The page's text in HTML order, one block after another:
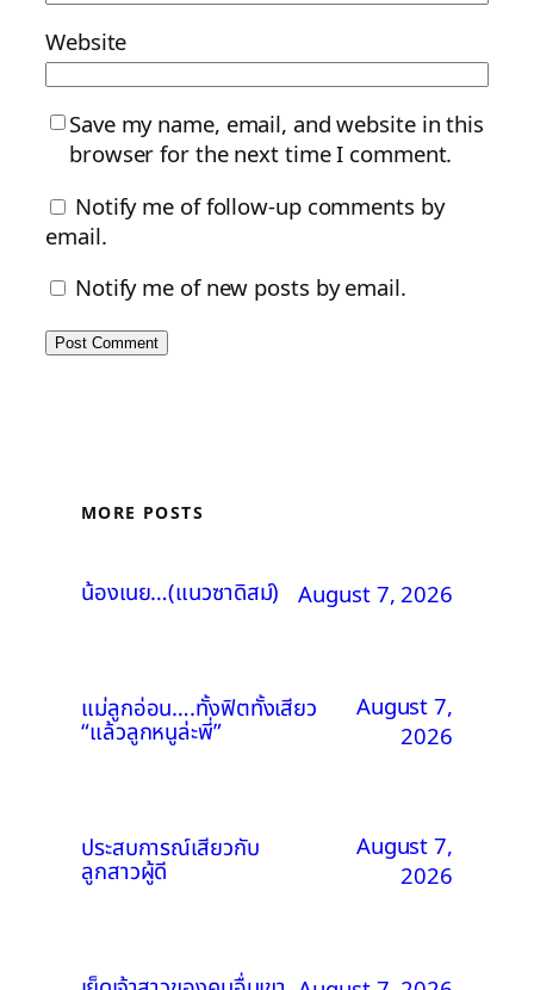
Website
Save my name, email, and website in this
browser for the next time I comment.
Notify me of follow-up comments by
email.
Notify me of new posts by email.
MORE POSTS
น้องเนย…(แนวซาดิสม์) August 7, 2026
แม่ลูกอ่อน….ทั้งฟิตทั้งเสียว
“แล้วลูกหนูล่ะพี่”
August 7,
2026
ประสบการณ์เสียวกับ
ลูกสาวผู้ดี
August 7,
2026